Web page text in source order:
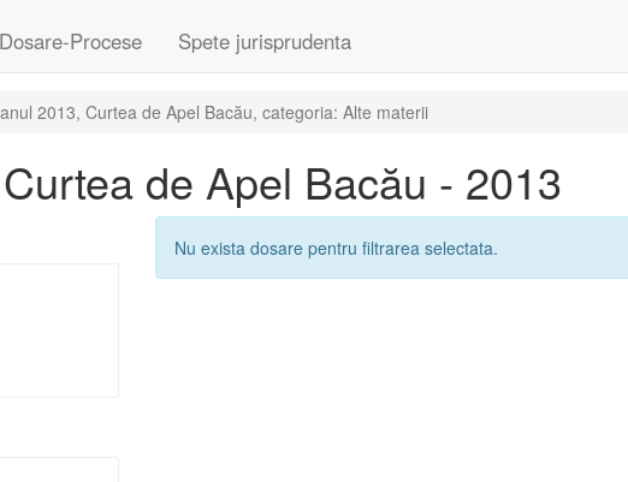
Dosare-Procese Spete jurisprudenta
2013, Curtea de Apel Bacău, categoria: Alte materii
de Apel Bacău - 2013
Nu exista dosare pentru filtrarea selectata.